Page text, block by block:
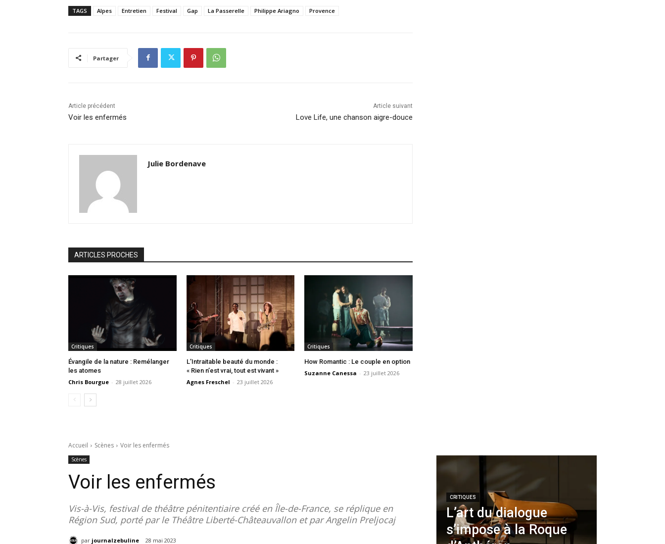
TAGS Alpes Entretien Festival Gap La Passerelle Philippe Ariagno Provence
Partager
Article précédent
Voir les enfermés
Article suivant
Love Life, une chanson aigre-douce
Julie Bordenave
ARTICLES PROCHES
Critiques
Évangile de la nature : Remélanger
les atomes
Chris Bourgue - 28 juillet 2026
Critiques
L’Intraitable beauté du monde :
« Rien n’est vrai, tout est vivant »
Agnes Freschel - 23 juillet 2026
Critiques
How Romantic : Le couple en option
Suzanne Canessa - 23 juillet 2026